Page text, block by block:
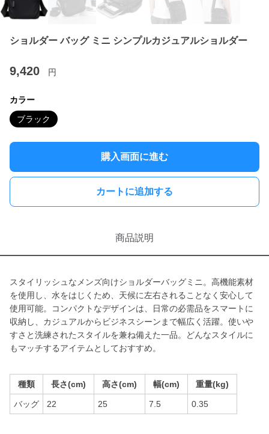
ショルダー バッグ ミニ シンプルカジュアルショルダー
9,420 円
カラー
ブラック
購入画面に進む
カートに追加する
商品説明
スタイリッシュなメンズ向けショルダーバッグミニ。高機能素材
を使用し、水をはじくため、天候に左右されることなく安心して
使用可能。コンパクトなデザインは、日常の必需品をスマートに
収納し、カジュアルからビジネスシーンまで幅広く活躍。使いや
すさと洗練されたスタイルを兼ね備えた一品。どんなスタイルに
もマッチするアイテムとしておすすめ。
種類 長さ(cm) 高さ(cm) 幅(cm) 重量(kg)
バッグ 22 25 7.5 0.35